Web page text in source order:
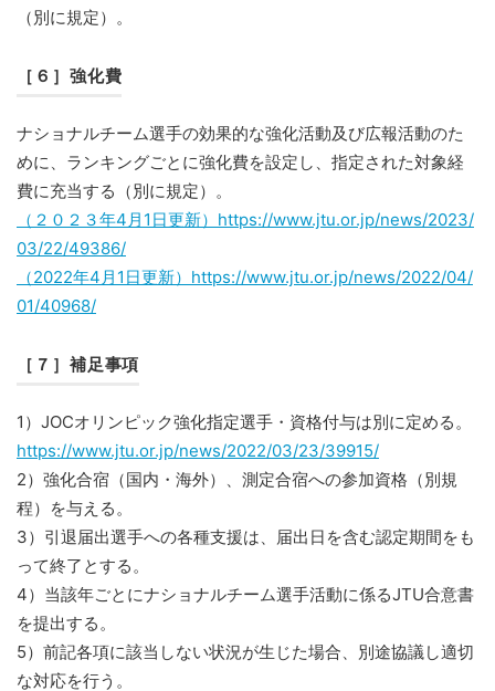
（別に規定）。
［６］強化費
ナショナルチーム選手の効果的な強化活動及び広報活動のた
めに、ランキングごとに強化費を設定し、指定された対象経
費に充当する（別に規定）。
（２０２３年4月1日更新）https://www.jtu.or.jp/news/2023/
03/22/49386/
（2022年4月1日更新）https://www.jtu.or.jp/news/2022/04/
01/40968/
［７］補足事項
1）JOCオリンピック強化指定選手・資格付与は別に定める。
https://www.jtu.or.jp/news/2022/03/23/39915/
2）強化合宿（国内・海外）、測定合宿への参加資格（別規
程）を与える。
3）引退届出選手への各種支援は、届出日を含む認定期間をも
って終了とする。
4）当該年ごとにナショナルチーム選手活動に係るJTU合意書
を提出する。
5）前記各項に該当しない状況が生じた場合、別途協議し適切
な対応を行う。